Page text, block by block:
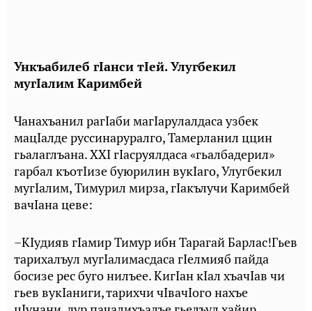
Ункъабилеб гIанси тIей. Улугбекил
мугIалим Каримбей
Чанахъанил рагIаби магIарулалдаса узбек
мацIалде руссинаруралго, Тамерланил ццин
гьалаглъана. XXI гIасруялдаса «гьалбадерил»
гарбал къотIизе буюрилин вукIаго, Улугбекил
мугIалим, Тимурил мирза, гIакълучи Каримбей
вачIана цеве:
–КIудияв гIамир Тимур ибн Тарагай Барлас!Гьев
тарихалъул мугIалимасдаса гIелмияб пайда
босизе рес буго нилъее. КигIан кIал хъачIав чи
гьев вукIаниги, тарихчи чIвачIого нахъе